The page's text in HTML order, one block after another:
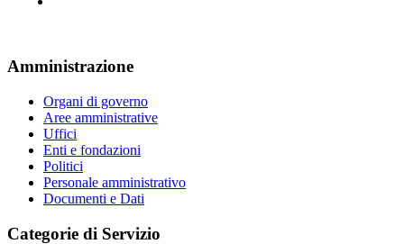
Amministrazione
Organi di governo
Aree amministrative
Uffici
Enti e fondazioni
Politici
Personale amministrativo
Documenti e Dati
Categorie di Servizio